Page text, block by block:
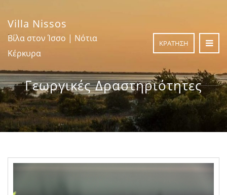
Villa Nissos
Βίλα στον Ίσσο | Νότια
Κέρκυρα
ΚΡΑΤΗΣΗ
Γεωργικές Δραστηριότητες